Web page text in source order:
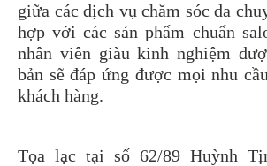
giữa các dịch vụ chăm sóc da
hợp với các sản phẩm chuẩn
nhân viên giàu kinh nghiệm
bản sẽ đáp ứng được mọi nhu
khách hàng.
Tọa lạc tại số 62/89 Huỳnh